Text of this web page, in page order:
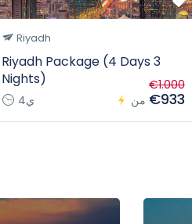
Riyadh
Riyadh Package (4 Days 3
Nights)
4ي من
€1.000
€933